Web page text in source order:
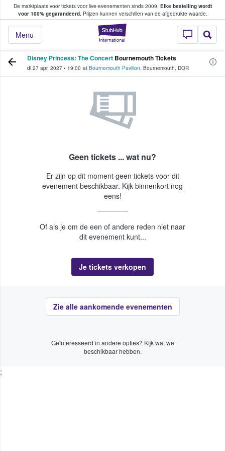
De marktplaats voor tickets voor live-evenementen sinds 2009. Elke bestelling wordt
voor 100% gegarandeerd.Prijzen kunnen verschillen van de afgedrukte waarde.
StubHub: waar
Menu
tickets kopen en verkopen
Disney Princess: The Concert Bournemouth Tickets
di 27 apr. 2027 • 19:00 at Bournemouth Pavilion, Bournemouth, DOR
Geen tickets ... wat nu?
Er zijn op dit moment geen tickets voor dit
evenement beschikbaar. Kijk binnenkort nog
eens!
Of als je om de een of andere reden niet naar
dit evenement kunt...
Je tickets verkopen
Zie alle aankomende evenementen
Geïnteresseerd in andere opties? Kijk wat we
beschikbaar hebben.
;